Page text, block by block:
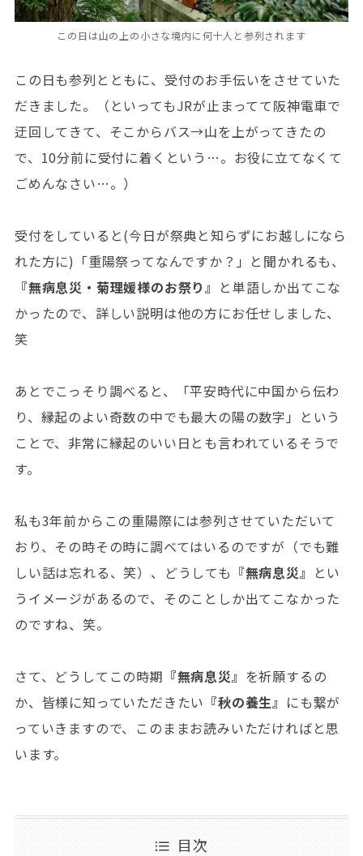
この日は山の上の小さな境内に何十人と参列されます
この日も参列とともに、受付のお手伝いをさせていた
だきました。（といってもJRが止まってて阪神電車で
迂回してきて、そこからバス→山を上がってきたの
で、10分前に受付に着くという…。お役に立てなくて
ごめんなさい…。）
受付をしていると(今日が祭典と知らずにお越しになら
れた方に)「重陽祭ってなんですか？」と聞かれるも、
『無病息災・菊理媛様のお祭り』 と単語しか出てこな
かったので、詳しい説明は他の方にお任せしました、
笑
あとでこっそり調べると、「平安時代に中国から伝わ
り、縁起のよい奇数の中でも最大の陽の数字」という
ことで、非常に縁起のいい日とも言われているそうで
す。
私も3年前からこの重陽際には参列させていただいて
おり、その時その時に調べてはいるのですが（でも難
しい話は忘れる、笑）、どうしても 『無病息災』 とい
うイメージがあるので、そのことしか出てこなかった
のですね、笑。
さて、どうしてこの時期 『無病息災』 を祈願するの
か、皆様に知っていただきたい 『秋の養生』 にも繋が
っていきますので、このままお読みいただければと思
います。
目次